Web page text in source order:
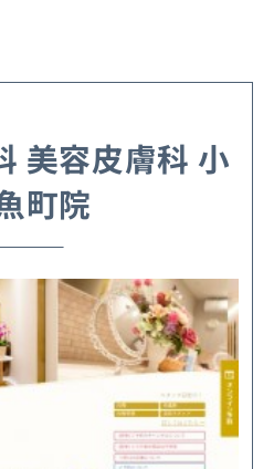
美容皮膚科 小
町院